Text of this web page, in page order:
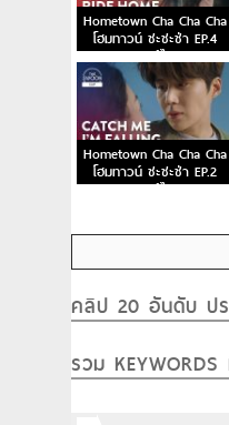
Hometown Cha Cha Cha
โฮมทาวน์ ชะชะช่า EP.4
พากย์ไทย
Hometown Cha Cha Cha
โฮมทาวน์ ชะชะช่า EP.2
พากย์ไทย
คลิป 20 อันดับ ป
รวม